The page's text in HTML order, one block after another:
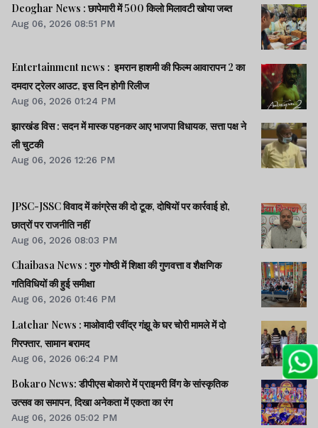
Deoghar News : छापेमारी में 500 किलो मिलावटी खोया जब्त
Aug 06, 2026 08:51 PM
Entertainment news : इमरान हाशमी की फिल्म आवारापन 2 का
दमदार ट्रेलर आउट, इस दिन होगी रिलीज
Aug 06, 2026 01:24 PM
झारखंड विस : सदन में मास्क पहनकर आए भाजपा विधायक, सत्ता पक्ष ने
ली चुटकी
Aug 06, 2026 12:26 PM
JPSC-JSSC विवाद में कांग्रेस की दो टूक, दोषियों पर कार्रवाई हो,
छात्रों पर राजनीति नहीं
Aug 06, 2026 08:03 PM
Chaibasa News : गुरु गोष्ठी में शिक्षा की गुणवत्ता व शैक्षणिक
गतिविधियों की हुई समीक्षा
Aug 06, 2026 01:46 PM
Latehar News : माओवादी रवींद्र गंझू के घर चोरी मामले में दो
गिरफ्तार, सामान बरामद
Aug 06, 2026 06:24 PM
Bokaro News: डीपीएस बोकारो में प्राइमरी विंग के सांस्कृतिक
उत्सव का समापन, दिखा अनेकता में एकता का रंग
Aug 06, 2026 05:02 PM